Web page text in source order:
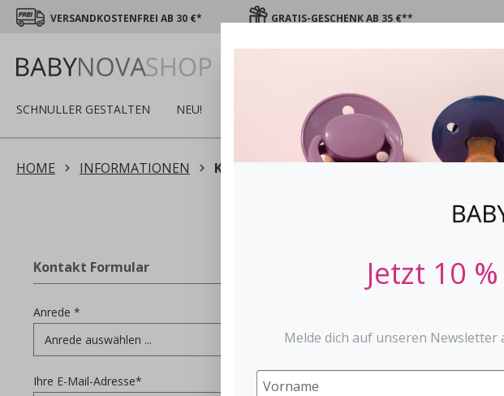
VERSANDKOSTENFREI AB 30 €* GRATIS-GESCHENK AB 35 €**
SCHNULLER GESTALTEN NEU! WINTER SCHNULLER STOPPi
HOME INFORMATIONEN KONTAKT
Kontakt Formular
Anrede *
Ihre E-Mail-Adresse*
Jetzt 10
Melde dich auf unseren Newsletter